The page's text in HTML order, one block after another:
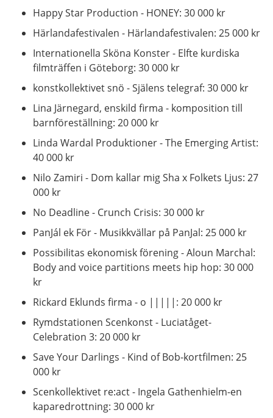
Happy Star Production - HONEY: 30 000 kr
Härlandafestivalen - Härlandafestivalen: 25 000 kr
Internationella Sköna Konster - Elfte kurdiska
filmträffen i Göteborg: 30 000 kr
konstkollektivet snö - Själens telegraf: 30 000 kr
Lina Järnegard, enskild firma - komposition till
barnföreställning: 20 000 kr
Linda Wardal Produktioner - The Emerging Artist:
40 000 kr
Nilo Zamiri - Dom kallar mig Sha x Folkets Ljus: 27
000 kr
No Deadline - Crunch Crisis: 30 000 kr
PanJál ek För - Musikkvällar på PanJal: 25 000 kr
Possibilitas ekonomisk förening - Aloun Marchal:
Body and voice partitions meets hip hop: 30 000
kr
Rickard Eklunds firma - o |||||: 20 000 kr
Rymdstationen Scenkonst - Luciatåget-
Celebration 3: 20 000 kr
Save Your Darlings - Kind of Bob-kortfilmen: 25
000 kr
Scenkollektivet re:act - Ingela Gathenhielm-en
kaparedrottning: 30 000 kr